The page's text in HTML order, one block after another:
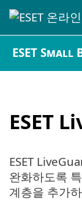
ESET Small
ESET
ESET
완화하도록
계층을 추가